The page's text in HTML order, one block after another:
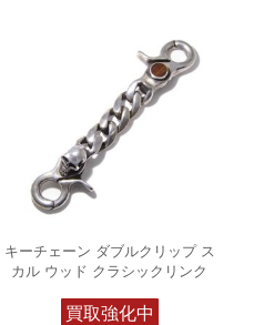
キーチェーン ダブルクリップ ス
カル ウッド クラシックリンク
買取強化中